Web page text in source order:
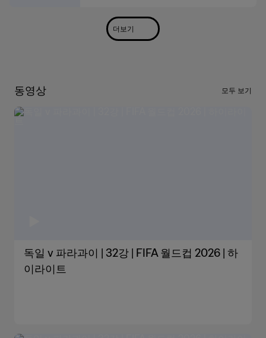
더보기
동영상 모두 보기
독일 v 파라과이 | 32강 | FIFA 월드컵 2026 | 하
이라이트